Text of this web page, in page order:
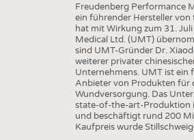
AUSSCHREIBUNGEN
DTV AUSSCHREIBUNGSDIENST
DAUNENCHECK
ADRESSEN & LINKS
Freudenberg Performance
ein führender Hersteller von
hat mit Wirkung zum 31.
Medical Ltd. (UMT)
sind UMT-Gründer Dr.
weiterer privater
Unternehmens. UMT ist ein
Anbieter von Produkten für
Wundversorgung. Das
state-of-the-art-Produktion
und beschäftigt rund 200
Kaufpreis wurde